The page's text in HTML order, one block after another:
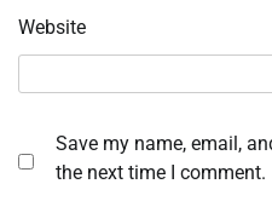
Website
Save my name, email,
the next time I comment.